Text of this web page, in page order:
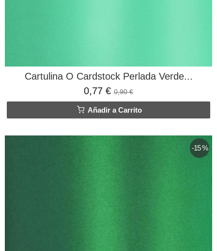
Cartulina O Cardstock Perlada Verde...
0,77 € 0,90 €
Añadir a Carrito
-15 %